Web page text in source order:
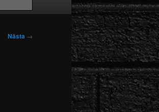
Nästa →